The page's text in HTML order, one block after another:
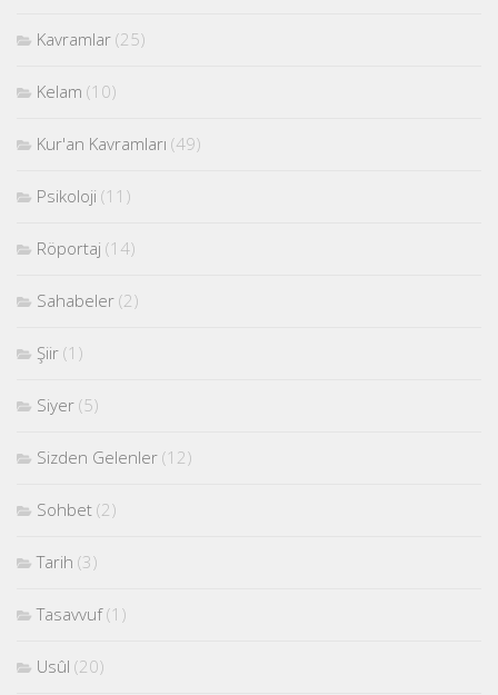
Kavramlar (25)
Kelam (10)
Kur'an Kavramları (49)
Psikoloji (11)
Röportaj (14)
Sahabeler (2)
Şiir (1)
Siyer (5)
Sizden Gelenler (12)
Sohbet (2)
Tarih (3)
Tasavvuf(1)
Usûl (20)